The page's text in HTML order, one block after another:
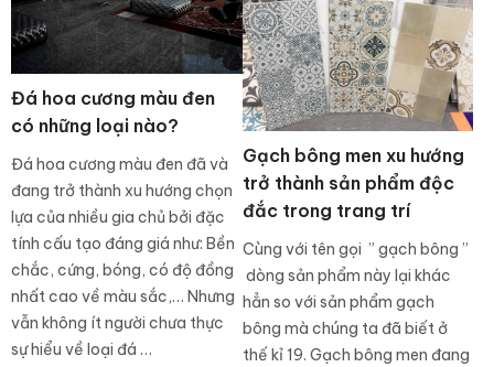
Đá hoa cương màu đen
có những loại nào?
Đá hoa cương màu đen đã và
đang trở thành xu hướng chọn
lựa của nhiều gia chủ bởi đặc
tính cấu tạo đáng giá như: Bền
chắc, cứng, bóng, có độ đồng
nhất cao về màu sắc,… Nhưng
vẫn không ít người chưa thực
sự hiểu về loại đá …
Gạch bông men xu hướng
trở thành sản phẩm độc
đắc trong trang trí
Cùng với tên gọi ” gạch bông ”
dòng sản phẩm này lại khác
hẳn so với sản phẩm gạch
bông mà chúng ta đã biết ở
thế kỉ 19. Gạch bông men đang